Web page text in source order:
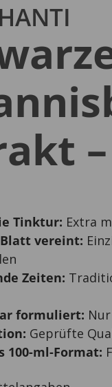
Tinktur: Extra
vereint:
Zeiten:
formuliert:
Geprüfte
100-ml-Format: